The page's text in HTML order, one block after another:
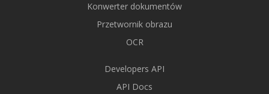
Konwerter dokumentów
Przetwornik obrazu
OCR
Developers API
API Docs